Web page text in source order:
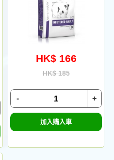
HK$ 166
HK$ 185
+
-
加入購入車